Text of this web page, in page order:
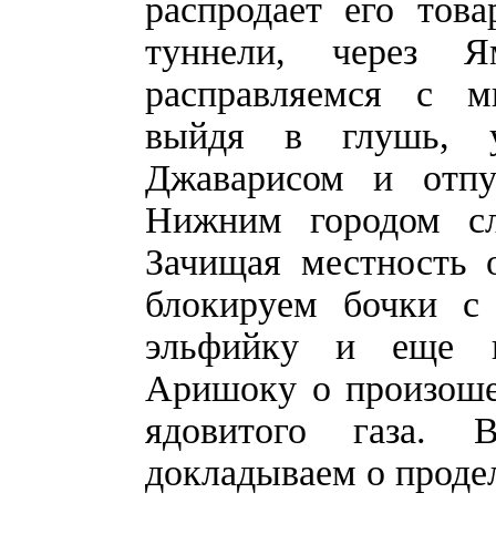
распродает его
туннели, через
расправляемся с
выйдя в глушь,
Джаварисом и
Нижним городом
Зачищая
блокируем бочки с
эльфийку и еще
Аришоку о
ядовитого газа.
докладываем о